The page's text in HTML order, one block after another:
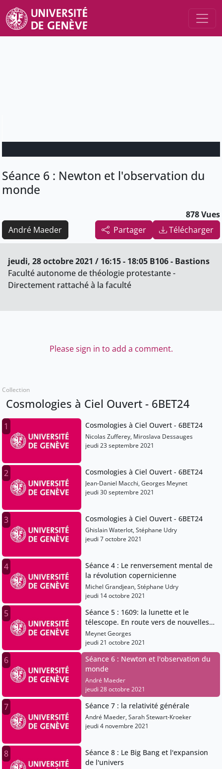
Séance 6 : Newton et l'observation du
monde
878 Vues
Partager
Télécharger
André Maeder
jeudi, 28 octobre 2021 / 16:15 - 18:05 B106 - Bastions
Faculté autonome de théologie protestante -
Directement rattaché à la faculté
Please sign in to add a comment.
Collection
Cosmologies à Ciel Ouvert - 6BET24
1 Cosmologies à Ciel Ouvert - 6BET24
Nicolas Zufferey, Miroslava Dessauges
jeudi 23 septembre 2021
2 Cosmologies à Ciel Ouvert - 6BET24
Jean-Daniel Macchi, Georges Meynet
jeudi 30 septembre 2021
3 Cosmologies à Ciel Ouvert - 6BET24
Ghislain Waterlot, Stéphane Udry
jeudi 7 octobre 2021
4
Séance 4 : Le renversement mental de
la révolution copernicienne
Michel Grandjean, Stéphane Udry
jeudi 14 octobre 2021
5
Séance 5 : 1609: la lunette et le
télescope. En route vers de nouvelles
galaxies (de Galilée à Newton)
Meynet Georges
jeudi 21 octobre 2021
6
Séance 6 : Newton et l'observation du
monde
André Maeder
jeudi 28 octobre 2021
7 Séance 7 : la relativité générale
André Maeder, Sarah Stewart-Kroeker
jeudi 4 novembre 2021
8
Séance 8 : Le Big Bang et l'expansion
de l'univers